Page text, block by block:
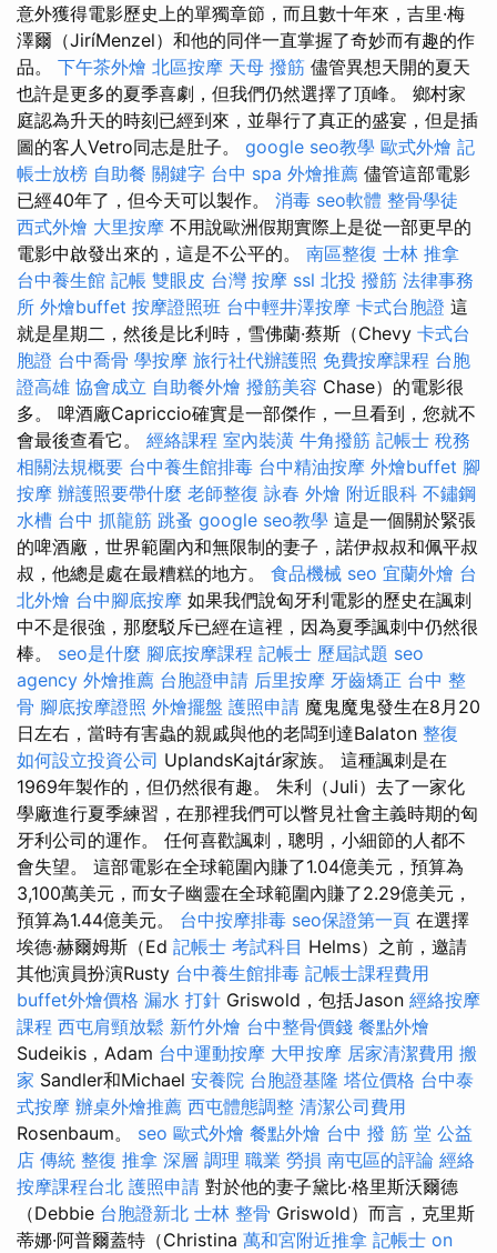
意外獲得電影歷史上的單獨章節，而且數十年來，吉里·梅
澤爾（JiríMenzel）和他的同伴一直掌握了奇妙而有趣的作
品。 下午茶外燴 北區按摩 天母 撥筋 儘管異想天開的夏天
也許是更多的夏季喜劇，但我們仍然選擇了頂峰。 鄉村家
庭認為升天的時刻已經到來，並舉行了真正的盛宴，但是插
圖的客人Vetro同志是肚子。 google seo教學 歐式外燴 記
帳士放榜 自助餐 關鍵字 台中 spa 外燴推薦 儘管這部電影
已經40年了，但今天可以製作。 消毒 seo軟體 整骨學徒
西式外燴 大里按摩 不用說歐洲假期實際上是從一部更早的
電影中啟發出來的，這是不公平的。 南區整復 士林 推拿
台中養生館 記帳 雙眼皮 台灣 按摩 ssl 北投 撥筋 法律事務
所 外燴buffet 按摩證照班 台中輕井澤按摩 卡式台胞證 這
就是星期二，然後是比利時，雪佛蘭·蔡斯（Chevy 卡式台
胞證 台中喬骨 學按摩 旅行社代辦護照 免費按摩課程 台胞
證高雄 協會成立 自助餐外燴 撥筋美容 Chase）的電影很
多。 啤酒廠Capriccio確實是一部傑作，一旦看到，您就不
會最後查看它。 經絡課程 室內裝潢 牛角撥筋 記帳士 稅務
相關法規概要 台中養生館排毒 台中精油按摩 外燴buffet 腳
按摩 辦護照要帶什麼 老師整復 詠春 外燴 附近眼科 不鏽鋼
水槽 台中 抓龍筋 跳蚤 google seo教學 這是一個關於緊張
的啤酒廠，世界範圍內和無限制的妻子，諾伊叔叔和佩平叔
叔，他總是處在最糟糕的地方。 食品機械 seo 宜蘭外燴 台
北外燴 台中腳底按摩 如果我們說匈牙利電影的歷史在諷刺
中不是很強，那麼駁斥已經在這裡，因為夏季諷刺中仍然很
棒。 seo是什麼 腳底按摩課程 記帳士 歷屆試題 seo
agency 外燴推薦 台胞證申請 后里按摩 牙齒矯正 台中 整
骨 腳底按摩證照 外燴擺盤 護照申請 魔鬼魔鬼發生在8月20
日左右，當時有害蟲的親戚與他的老闆到達Balaton 整復
如何設立投資公司 UplandsKajtár家族。 這種諷刺是在
1969年製作的，但仍然很有趣。 朱利（Juli）去了一家化
學廠進行夏季練習，在那裡我們可以瞥見社會主義時期的匈
牙利公司的運作。 任何喜歡諷刺，聰明，小細節的人都不
會失望。 這部電影在全球範圍內賺了1.04億美元，預算為
3,100萬美元，而女子幽靈在全球範圍內賺了2.29億美元，
預算為1.44億美元。 台中按摩排毒 seo保證第一頁 在選擇
埃德·赫爾姆斯（Ed 記帳士 考試科目 Helms）之前，邀請
其他演員扮演Rusty 台中養生館排毒 記帳士課程費用
buffet外燴價格 漏水 打針 Griswold，包括Jason 經絡按摩
課程 西屯肩頸放鬆 新竹外燴 台中整骨價錢 餐點外燴
Sudeikis，Adam 台中運動按摩 大甲按摩 居家清潔費用 搬
家 Sandler和Michael 安養院 台胞證基隆 塔位價格 台中泰
式按摩 辦桌外燴推薦 西屯體態調整 清潔公司費用
Rosenbaum。 seo 歐式外燴 餐點外燴 台中 撥 筋 堂 公益
店 傳統 整復 推拿 深層 調理 職業 勞損 南屯區的評論 經絡
按摩課程台北 護照申請 對於他的妻子黛比·格里斯沃爾德
（Debbie 台胞證新北 士林 整骨 Griswold）而言，克里斯
蒂娜·阿普爾蓋特（Christina 萬和宮附近推拿 記帳士 on